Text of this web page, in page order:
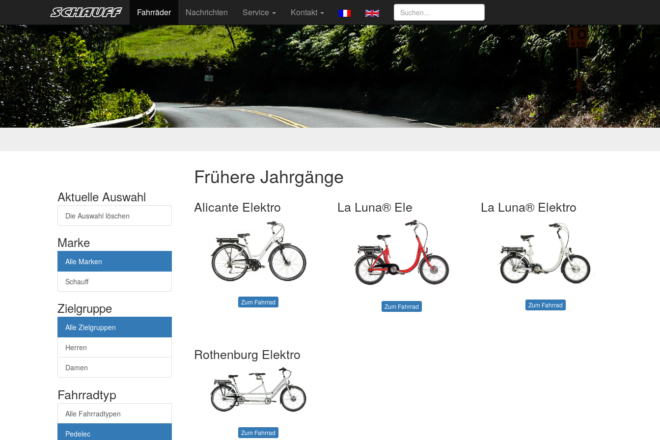
Fahrräder Nachrichten Service Kontakt
Frühere Jahrgänge
Aktuelle Auswahl
Die Auswahl löschen
Marke
Alle Marken
Schauff
Zielgruppe
Alle Zielgruppen
Herren
Damen
Fahrradtyp
Alle Fahrradtypen
Pedelec
Alicante Elektro
Zum Fahrrad
La Luna® Ele
Zum Fahrrad
La Luna® Elektro
Zum Fahrrad
Rothenburg Elektro
Zum Fahrrad